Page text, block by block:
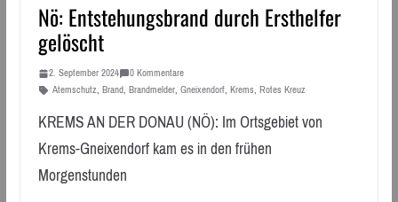
Nö: Entstehungsbrand durch Ersthelfer
gelöscht
2. September 2024
0 Kommentare
Atemschutz, Brand, Brandmelder, Gneixendorf, Krems, Rotes Kreuz
KREMS AN DER DONAU (NÖ): Im Ortsgebiet von
Krems-Gneixendorf kam es in den frühen
Morgenstunden